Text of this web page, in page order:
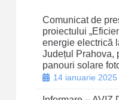
Comunicat de
proiectului
energie electrică
Județul Prahova,
panouri solare
14 ianuarie 2025